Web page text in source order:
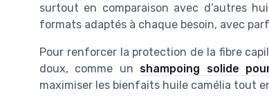
surtout en comparaison avec d’autres
formats adaptés à chaque besoin, avec
Pour renforcer la protection de la fibre
doux, comme un shampoing solide
maximiser les bienfaits huile camélia tout